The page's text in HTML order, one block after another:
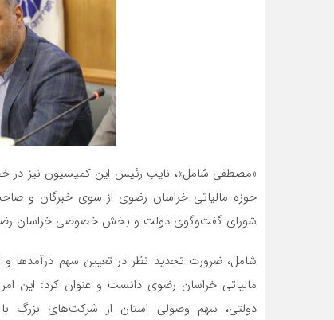
«مصطفی شامل»، نایب رئیس این کمیسیون نیز در
حوزه مالیاتی خراسان رضوی از سوی خبرگان و
شورای گفت‌وگوی دولت و بخش خصوصی خراسان
شامل، ضرورت تجدید نظر در تعیین سهم درآمدها و
مالیاتی خراسان رضوی دانست و عنوان کرد: این
دولتی، سهم وصولی استان از شرکت‌های بزرگ